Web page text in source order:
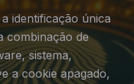
identificação única
combinação de
sistema,
a cookie apagado,